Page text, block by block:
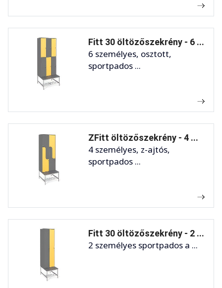
Fitt 30 öltözőszekrény - 6 ...
6 személyes, osztott,
sportpados ...
ZFitt öltözőszekrény - 4 ...
4 személyes, z-ajtós,
sportpados ...
Fitt 30 öltözőszekrény - 2 ...
2 személyes sportpados a ...